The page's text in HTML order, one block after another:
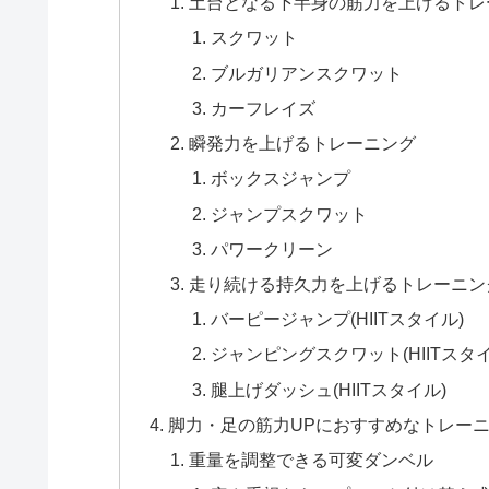
スクワット
ブルガリアンスクワット
カーフレイズ
瞬発力を上げるトレーニング
ボックスジャンプ
ジャンプスクワット
パワークリーン
走り続ける持久力を上げるトレーニ
バーピージャンプ(HIITスタイル)
ジャンピングスクワット(HIITスタ
腿上げダッシュ(HIITスタイル)
脚力・足の筋力UPにおすすめなトレー
重量を調整できる可変ダンベル